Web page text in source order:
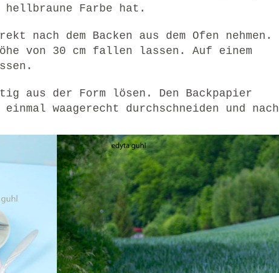
Farbe hat.
nach dem Backen aus dem Ofen nehmen.
von 30 cm fallen lassen. Auf einem
aus der Form lösen. Den Backpapier
waagerecht durchschneiden und nach